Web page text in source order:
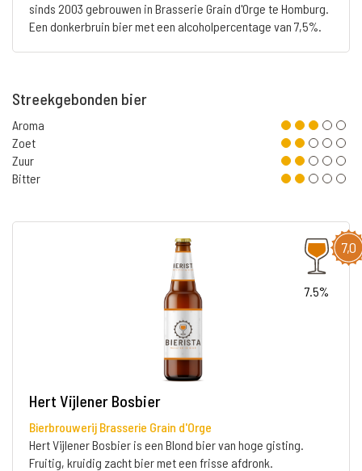
sinds 2003 gebrouwen in Brasserie Grain d'Orge te Homburg.
Een donkerbruin bier met een alcoholpercentage van 7,5%.
Streekgebonden bier
Aroma
Zoet
Zuur
Bitter
7,0
7.5%
Hert Vijlener Bosbier
Bierbrouwerij Brasserie Grain d'Orge
Hert Vijlener Bosbier is een Blond bier van hoge gisting.
Fruitig, kruidig zacht bier met een frisse afdronk.